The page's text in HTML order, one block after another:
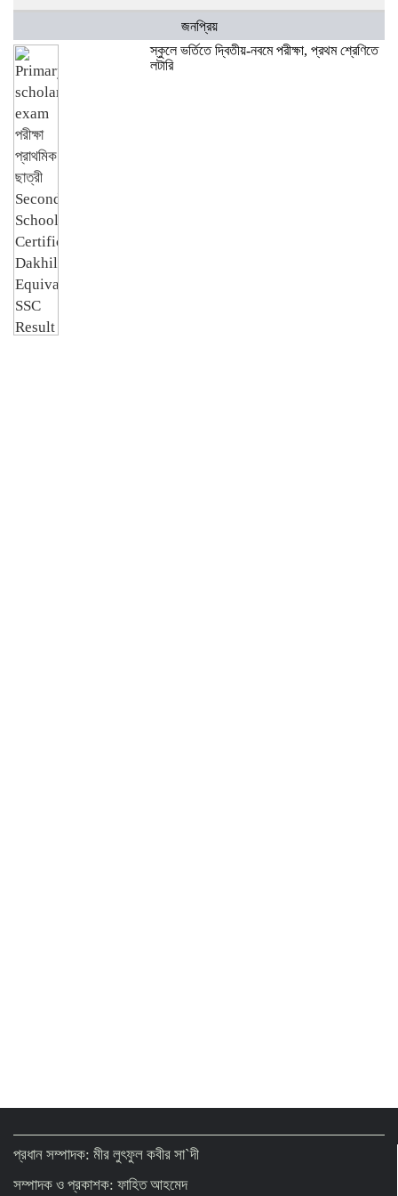
জনপ্রিয়
স্কুলে ভর্তিতে দ্বিতীয়-নবমে পরীক্ষা, প্রথম শ্রেণিতে
লটারি
প্রধান সম্পাদক: মীর লুৎফুল কবীর সা`দী
সম্পাদক ও প্রকাশক: ফাহিত আহমেদ